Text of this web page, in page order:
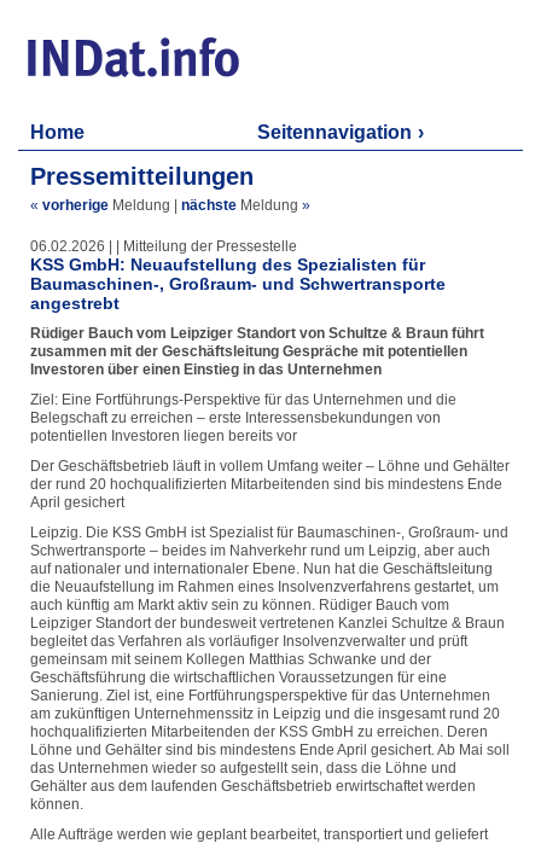
Home Seitennavigation
Pressemitteilungen
« vorherige Meldung nächste Meldung »
06.02.2026 | | Mitteilung der Pressestelle
KSS GmbH: Neuaufstellung des Spezialisten für
Baumaschinen-, Großraum- und Schwertransporte
angestrebt
Rüdiger Bauch vom Leipziger Standort von Schultze & Braun führt
zusammen mit der Geschäftsleitung Gespräche mit potentiellen
Investoren über einen Einstieg in das Unternehmen
Ziel: Eine Fortführungs-Perspektive für das Unternehmen und die
Belegschaft zu erreichen – erste Interessensbekundungen von
potentiellen Investoren liegen bereits vor
Der Geschäftsbetrieb läuft in vollem Umfang weiter – Löhne und Gehälter
der rund 20 hochqualifizierten Mitarbeitenden sind bis mindestens Ende
April gesichert
Leipzig. Die KSS GmbH ist Spezialist für Baumaschinen-, Großraum- und
Schwertransporte – beides im Nahverkehr rund um Leipzig, aber auch
auf nationaler und internationaler Ebene. Nun hat die Geschäftsleitung
die Neuaufstellung im Rahmen eines Insolvenzverfahrens gestartet, um
auch künftig am Markt aktiv sein zu können. Rüdiger Bauch vom
Leipziger Standort der bundesweit vertretenen Kanzlei Schultze & Braun
begleitet das Verfahren als vorläufiger Insolvenzverwalter und prüft
gemeinsam mit seinem Kollegen Matthias Schwanke und der
Geschäftsführung die wirtschaftlichen Voraussetzungen für eine
Sanierung. Ziel ist, eine Fortführungsperspektive für das Unternehmen
am zukünftigen Unternehmenssitz in Leipzig und die insgesamt rund 20
hochqualifizierten Mitarbeitenden der KSS GmbH zu erreichen. Deren
Löhne und Gehälter sind bis mindestens Ende April gesichert. Ab Mai soll
das Unternehmen wieder so aufgestellt sein, dass die Löhne und
Gehälter aus dem laufenden Geschäftsbetrieb erwirtschaftet werden
können.
Alle Aufträge werden wie geplant bearbeitet, transportiert und geliefert